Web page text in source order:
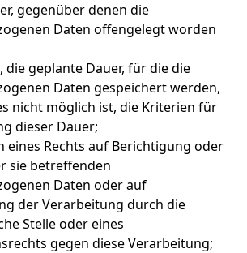
gegenüber denen die
Daten offengelegt worden
die geplante Dauer, für die die
Daten gespeichert werden,
nicht möglich ist, die Kriterien für
dieser Dauer;
eines Rechts auf Berichtigung oder
sie betreffenden
Daten oder auf
der Verarbeitung durch die
Stelle oder eines
gegen diese Verarbeitung;